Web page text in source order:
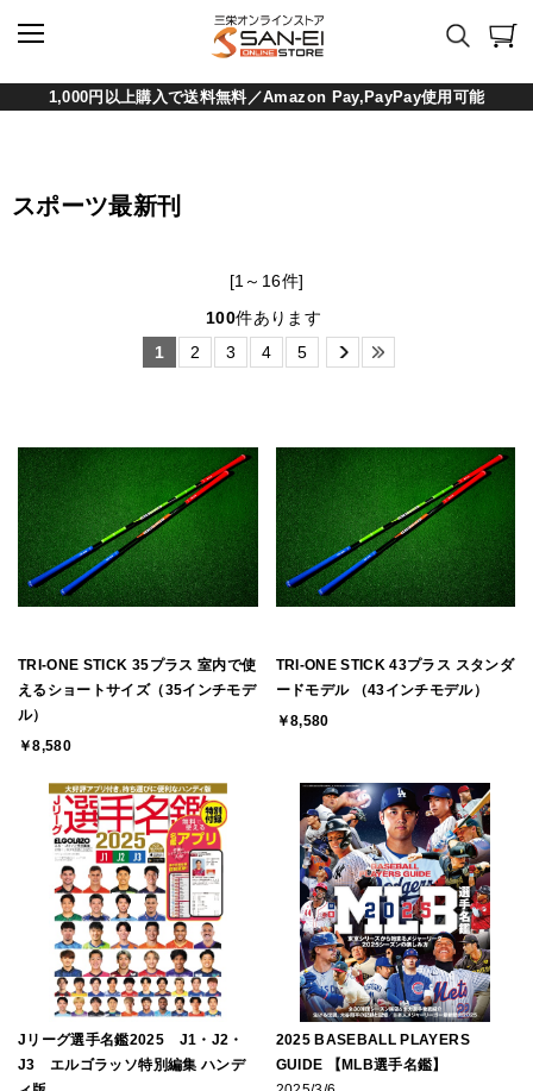
1,000円以上購入で送料無料／Amazon Pay,PayPay使用可能
スポーツ最新刊
[1～16件]
100件あります
1
2 3 4 5
TRI-ONE STICK 35プラス 室内で使
えるショートサイズ（35インチモデ
ル）
￥8,580
TRI-ONE STICK 43プラス スタンダ
ードモデル （43インチモデル）
￥8,580
Jリーグ選手名鑑2025 J1・J2・
J3 エルゴラッソ特別編集 ハンデ
2025 BASEBALL PLAYERS
GUIDE 【MLB選手名鑑】